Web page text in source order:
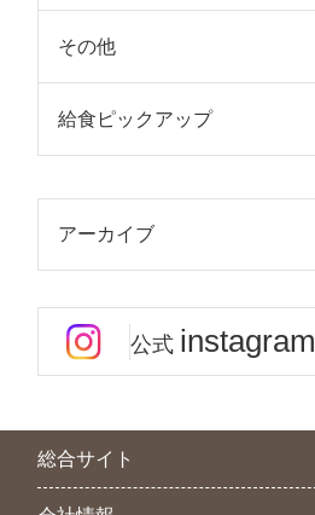
その他
給食ピックアップ
アーカイブ
公式 instagram
総合サイト